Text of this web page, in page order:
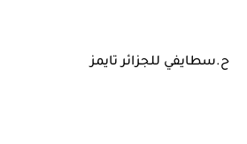
ح.سطايفي للجزائر تايمز